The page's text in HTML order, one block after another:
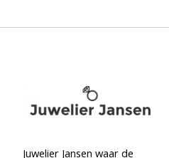
Juwelier Jansen waar de